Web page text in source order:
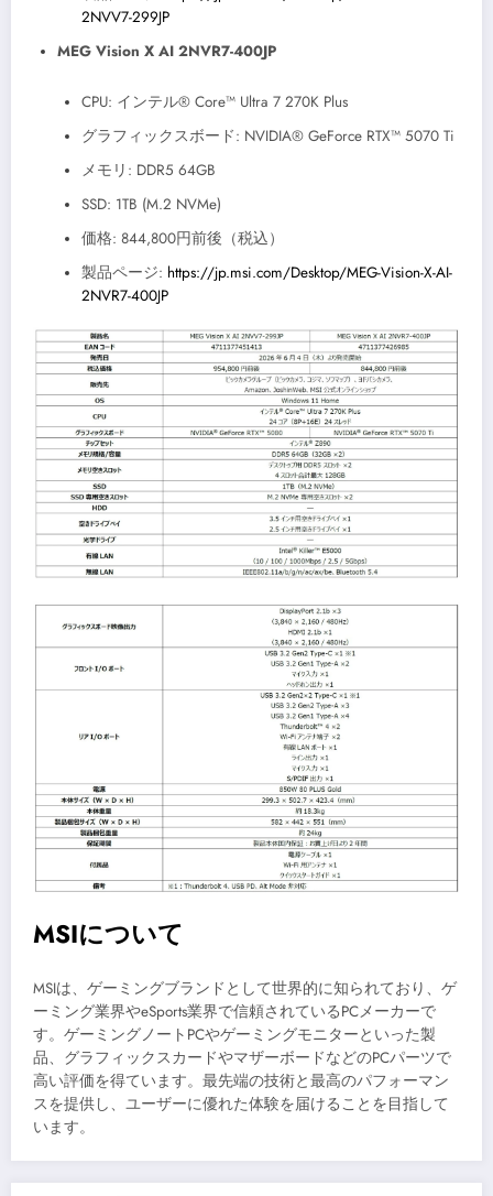
2NVV7-299JP
MEG Vision X AI 2NVR7-400JP
CPU: インテル® Core™ Ultra 7 270K Plus
グラフィックスボード: NVIDIA® GeForce RTX™ 5070 Ti
メモリ: DDR5 64GB
SSD: 1TB (M.2 NVMe)
価格: 844,800円前後（税込）
製品ページ: https://jp.msi.com/Desktop/MEG-Vision-X-AI-
2NVR7-400JP
MSIについて
MSIは、ゲーミングブランドとして世界的に知られており、ゲ
ーミング業界やeSports業界で信頼されているPCメーカーで
す。ゲーミングノートPCやゲーミングモニターといった製
品、グラフィックスカードやマザーボードなどのPCパーツで
高い評価を得ています。最先端の技術と最高のパフォーマン
スを提供し、ユーザーに優れた体験を届けることを目指して
います。